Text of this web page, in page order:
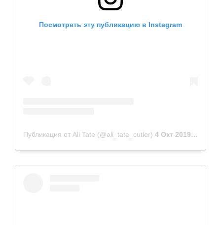
Посмотреть эту публикацию в Instagram
Публикация от Ali Tate (@ali_tate_cutler) 4 Окт 2019 в 9:54 PDT